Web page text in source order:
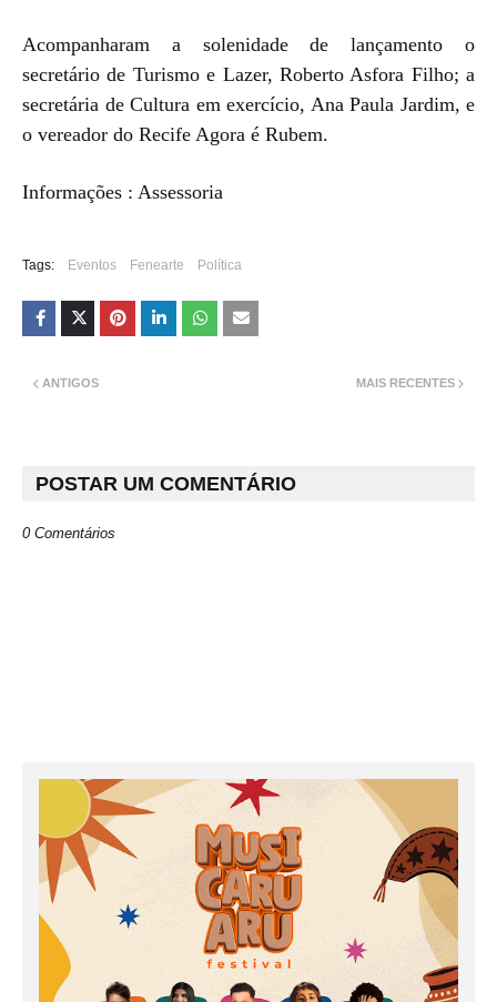
Acompanharam a solenidade de lançamento o
secretário de Turismo e Lazer, Roberto Asfora Filho; a
secretária de Cultura em exercício, Ana Paula Jardim, e
o vereador do Recife Agora é Rubem.
Informações : Assessoria
Tags: Eventos Fenearte Política
MAIS RECENTES
ANTIGOS
POSTAR UM COMENTÁRIO
0 Comentários